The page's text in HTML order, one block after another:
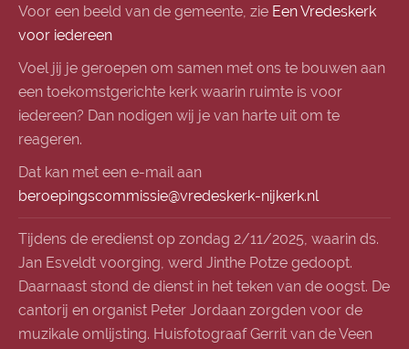
Voor een beeld van de gemeente, zie Een Vredeskerk
voor iedereen
Voel jij je geroepen om samen met ons te bouwen aan
een toekomstgerichte kerk waarin ruimte is voor
iedereen? Dan nodigen wij je van harte uit om te
reageren.
Dat kan met een e-mail aan
beroepingscommissie@vredeskerk-nijkerk.nl
Tijdens de eredienst op zondag 2/11/2025, waarin ds.
Jan Esveldt voorging, werd Jinthe Potze gedoopt.
Daarnaast stond de dienst in het teken van de oogst. De
cantorij en organist Peter Jordaan zorgden voor de
muzikale omlijsting. Huisfotograaf Gerrit van de Veen